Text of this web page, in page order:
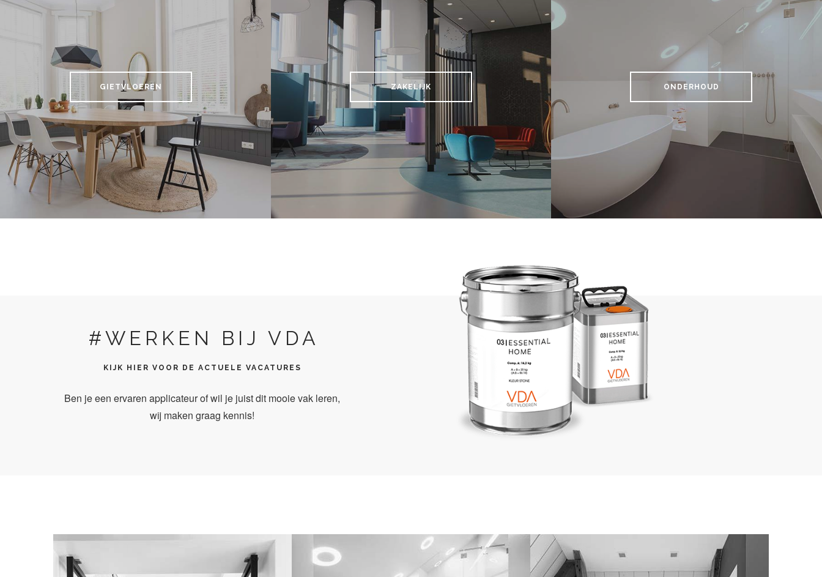
GIETVLOEREN ZAKELIJK ONDERHOUD
#WERKEN BIJ VDA
KIJK HIER VOOR DE ACTUELE VACATURES
Ben je een ervaren applicateur of wil je juist dit mooie vak leren,
wij maken graag kennis!